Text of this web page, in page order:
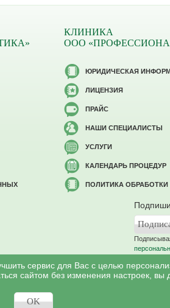
КЛИНИКА
ООО
ЮРИДИЧЕСКАЯ
ЛИЦЕНЗИЯ
ПРАЙС
НАШИ СПЕЦИАЛИСТЫ
УСЛУГИ
КАЛЕНДАРЬ ПРОЦЕДУР
ПОЛИТИКА
авторском праве и смежных правах».
сервис для Вас с целью
сайтом без изменения настроек,
OK